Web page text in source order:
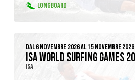
LONGBOARD
DAL 6 NOVEMBRE 2026 AL 15 NOVEMBRE 2026
ISA WORLD SURFING GAMES
ISA